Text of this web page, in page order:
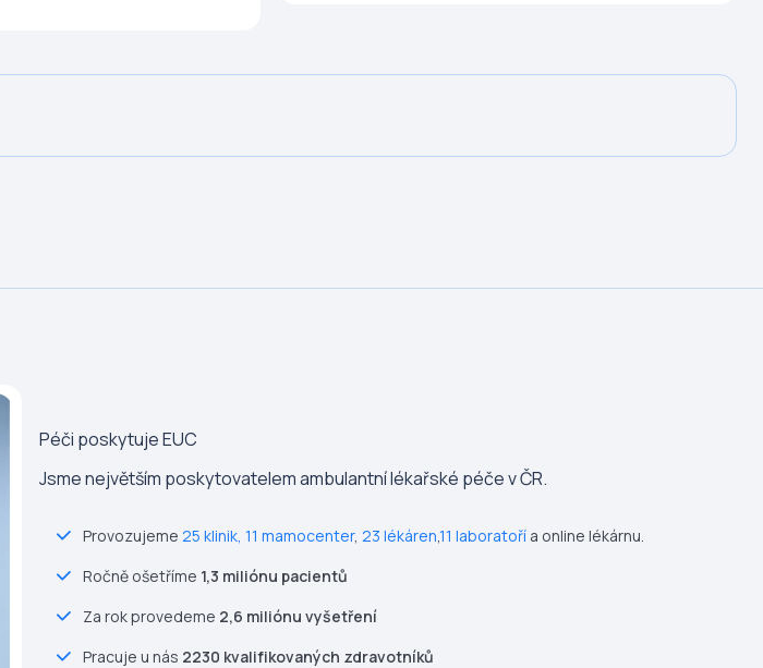
Péči poskytujeEUC
Jsme největším poskytovatelem ambulantní lékařské péče v ČR.
Provozujeme 25 klinik, 11 mamocenter, 23 lékáren,11 laboratoří a online lékárnu.
Ročně ošetříme 1,3 miliónu pacientů
Za rok provedeme 2,6 miliónu vyšetření
Pracuje u nás 2230 kvalifikovaných zdravotníků